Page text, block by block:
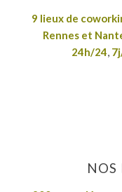
9 lieux de
Rennes et
24h/24
NOS